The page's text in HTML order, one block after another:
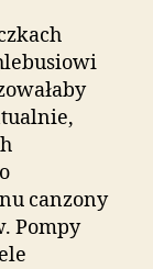
canzony
Pompy